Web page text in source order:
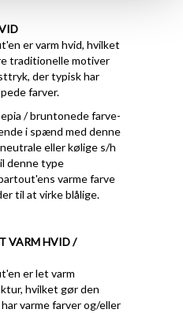
er varm hvid, hvilket
traditionelle motiver
der typisk har
farver.
/ bruntonede farve-
i spænd med denne
eller kølige s/h
denne type
varme farve
til at virke blålige.
VARM HVID /
er let varm
hvilket gør den
varme farver og/eller